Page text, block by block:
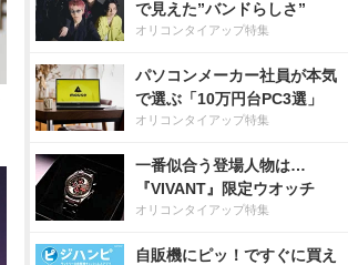
で見えた”バンドらしさ”
オリコンタイアップ特集
パソコンメーカー社員が本気
で選ぶ「10万円台PC3選」
オリコンタイアップ特集
一番似合う登場人物は…
『VIVANT』限定ウオッチ
オリコンタイアップ特集
自販機にピッ！ですぐに買え